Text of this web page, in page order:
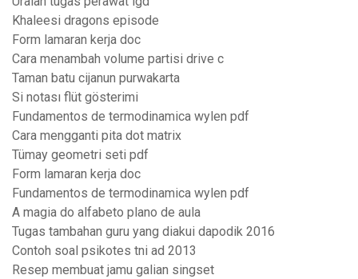
Khaleesi dragons episode
Form lamaran kerja doc
Cara menambah volume partisi drive c
Taman batu cijanun purwakarta
Si notası flüt gösterimi
Fundamentos de termodinamica wylen pdf
Cara mengganti pita dot matrix
Tümay geometri seti pdf
Form lamaran kerja doc
Fundamentos de termodinamica wylen pdf
A magia do alfabeto plano de aula
Tugas tambahan guru yang diakui dapodik 2016
Contoh soal psikotes tni ad 2013
Resep membuat jamu galian singset